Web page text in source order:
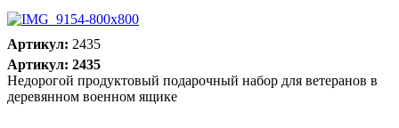
Артикул: 2435
Артикул: 2435
Недорогой продуктовый подарочный набор для ветеранов в
деревянном военном ящике